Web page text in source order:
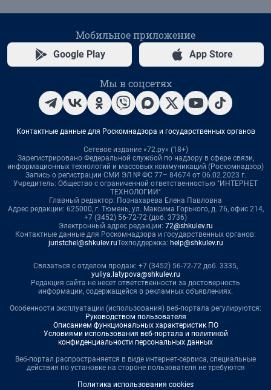
Мобильное приложение
Google Play App Store
Мы в соцсетях
Контактные данные для Роскомнадзора и государственных органов
Сетевое издание «72.ру» (18+)
Зарегистрировано Федеральной службой по надзору в сфере связи,
информационных технологий и массовых коммуникаций (Роскомнадзор)
Запись о регистрации СМИ ЭЛ № ФС 77– 84674 от 06.02.2023 г.
Учредитель: Общество с ограниченной ответственностью "ИНТЕРНЕТ
ТЕХНОЛОГИИ"
Главный редактор: Познахарева Елена Павловна
Адрес редакции: 625000, г. Тюмень, ул. Максима Горького, д. 76, офис 214,
+7 (3452) 56-72-72 (доб. 3736)
Электронный адрес редакции: 72@shkulev.ru
Контактные данные для Роскомнадзора и государственных органов:
juristchel@shkulev.ruТехподдержка: help@shkulev.ru
Связаться с отделом продаж: +7 (3452) 56-72-72 доб. 3335,
yuliya.latypova@shkulev.ru
Редакция сайта не несет ответственности за достоверность
информации, содержащейся в рекламных объявлениях.
Особенности эксплуатации (использования) веб-портала регулируются:
Руководством пользователя
Описанием функциональных характеристик ПО
Условиями использования веб-портала и политикой
конфиденциальности персональных данных
Веб-портал распространяется в виде интернет-сервиса, специальные
действия по установке на стороне пользователя не требуются
Политика использования cookies